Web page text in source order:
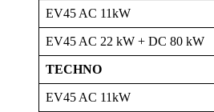
EV45 AC 11kW
EV45 AC 22 kW + DC 80 kW
TECHNO
EV45 AC 11kW